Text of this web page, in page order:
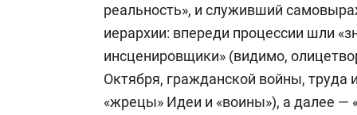
реальность», и служивший
иерархии: впереди процессии шли
инсценировщики» (видимо,
Октября, гражданской войны, труда
«жрецы» Идеи и «воины»), а далее —